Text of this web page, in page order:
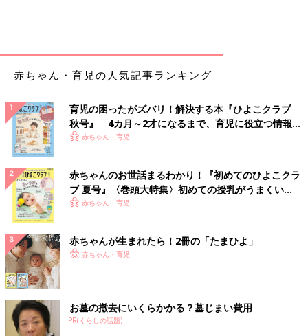
赤ちゃん・育児の人気記事ランキング
育児の困ったがズバリ！解決する本『ひよこクラブ
秋号』 4カ月～2才になるまで、育児に役立つ情報が
いっぱい！
赤ちゃん・育児
赤ちゃんのお世話まるわかり！『初めてのひよこクラ
ブ 夏号』〈巻頭大特集〉初めての授乳がうまくい
く！ おっぱい・ミルクの基本と夏のトラブル 解決テ
赤ちゃん・育児
赤ちゃんが生まれたら！2冊の「たまひよ」
赤ちゃん・育児
お墓の撤去にいくらかかる？墓じまい費用
PR(くらしの話題)